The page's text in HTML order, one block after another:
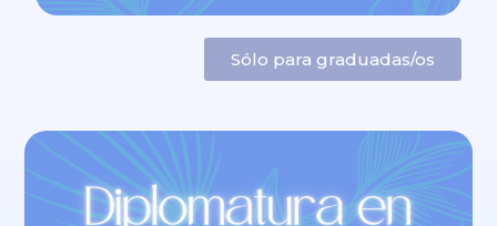
Sólo para graduadas/os